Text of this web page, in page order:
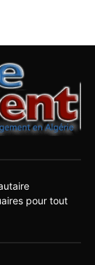
pour tout